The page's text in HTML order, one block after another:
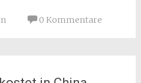
0 Kommentare